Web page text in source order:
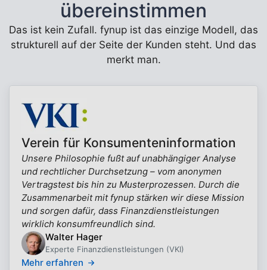
übereinstimmen
Das ist kein Zufall. fynup ist das einzige Modell, das
strukturell auf der Seite der Kunden steht. Und das
merkt man.
Verein für Konsumenteninformation
Unsere Philosophie fußt auf unabhängiger Analyse
und rechtlicher Durchsetzung – vom anonymen
Vertragstest bis hin zu Musterprozessen. Durch die
Zusammenarbeit mit fynup stärken wir diese Mission
und sorgen dafür, dass Finanzdienstleistungen
wirklich konsumfreundlich sind.
Walter Hager
Experte Finanzdienstleistungen (VKI)
Mehr erfahren